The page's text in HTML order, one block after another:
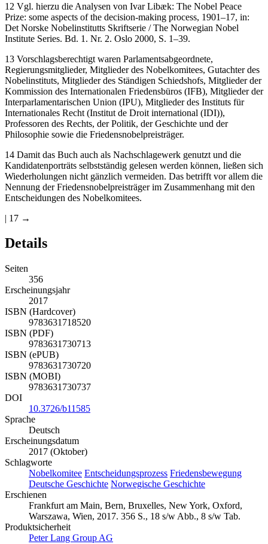
12 Vgl. hierzu die Analysen von Ivar Libæk: The Nobel Peace
Prize: some aspects of the decision-making process, 1901–17, in:
Det Norske Nobelinstitutts Skriftserie / The Norwegian Nobel
Institute Series. Bd. 1. Nr. 2. Oslo 2000, S. 1–39.
13 Vorschlagsberechtigt waren Parlamentsabgeordnete,
Regierungsmitglieder, Mitglieder des Nobelkomitees, Gutachter des
Nobelinstituts, Mitglieder des Ständigen Schiedshofs, Mitglieder der
Kommission des Internationalen Friedensbüros (IFB), Mitglieder der
Interparlamentarischen Union (IPU), Mitglieder des Instituts für
Internationales Recht (Institut de Droit international (IDI)),
Professoren des Rechts, der Politik, der Geschichte und der
Philosophie sowie die Friedensnobelpreisträger.
14 Damit das Buch auch als Nachschlagewerk genutzt und die
Kandidatenporträts selbstständig gelesen werden können, ließen sich
Wiederholungen nicht gänzlich vermeiden. Das betrifft vor allem die
Nennung der Friedensnobelpreisträger im Zusammenhang mit den
Entscheidungen des Nobelkomitees.
| 17 →
Details
Seiten
356
Erscheinungsjahr
2017
ISBN (Hardcover)
9783631718520
ISBN (PDF)
9783631730713
ISBN (ePUB)
9783631730720
ISBN (MOBI)
9783631730737
DOI
10.3726/b11585
Sprache
Deutsch
Erscheinungsdatum
2017 (Oktober)
Schlagworte
Nobelkomitee Entscheidungsprozess Friedensbewegung
Deutsche Geschichte Norwegische Geschichte
Erschienen
Frankfurt am Main, Bern, Bruxelles, New York, Oxford,
Warszawa, Wien, 2017. 356 S., 18 s/w Abb., 8 s/w Tab.
Produktsicherheit
Peter Lang Group AG